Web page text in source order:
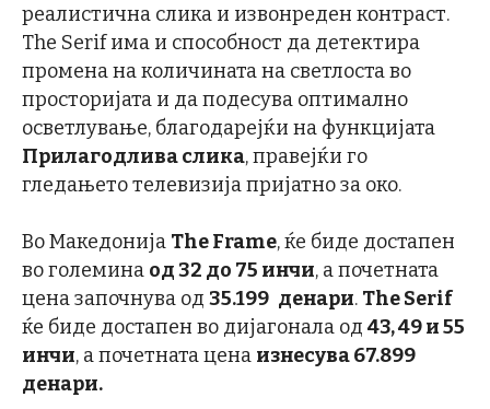
реалистична слика и извонреден контраст.
The Serif има и способност да детектира
промена на количината на светлоста во
просторијата и да подесува оптимално
осветлување, благодарејќи на функцијата
Прилагодлива слика, правејќи го
гледањето телевизија пријатно за око.
Во Македонија The Frame, ќе биде достапен
во големина од32 до 75 инчи, а почетната
цена започнува од 35.199 денари. The Serif
ќе биде достапен во дијагонала од43, 49 и 55
инчи, а почетната цена изнесува 67.899
денари.